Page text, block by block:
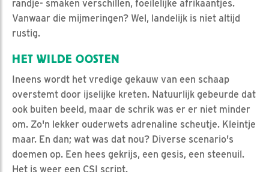
randje- smaken verschillen, foeilelijke afrikaantjes.
Vanwaar die mijmeringen? Wel, landelijk is niet altijd
rustig.
HET WILDE OOSTEN
Ineens wordt het vredige gekauw van een schaap
overstemt door ijselijke kreten. Natuurlijk gebeurde dat
ook buiten beeld, maar de schrik was er er niet minder
om. Zo'n lekker ouderwets adrenaline scheutje. Kleintje
maar. En dan; wat was dat nou? Diverse scenario's
doemen op. Een hees gekrijs, een gesis, een steenuil.
Het is weer een CSI script.